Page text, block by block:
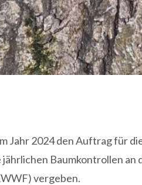
Jahr 2024 den Auftrag für
Baumkontrollen an
vergeben.